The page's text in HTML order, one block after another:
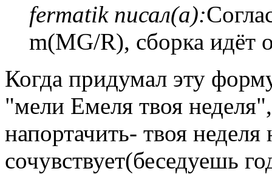
fermatik писал(а):
m(MG/R), сборка идёт
Когда придумал эту
"мели Емеля твоя
напортачить- твоя
сочувствует(беседуешь